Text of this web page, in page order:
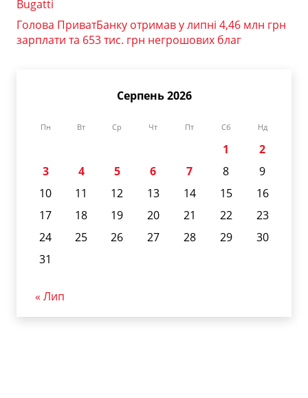
Bugatti
Голова ПриватБанку отримав у липні 4,46 млн грн
зарплати та 653 тис. грн негрошових благ
Серпень 2026
Пн Вт Ср Чт Пт Сб Нд
1
2
3
4 5 6 7 8
9
10
11 12 13 14 15
16
17
18 19 20 21 22
23
24
25 26 27 28 29
30
31
« Лип